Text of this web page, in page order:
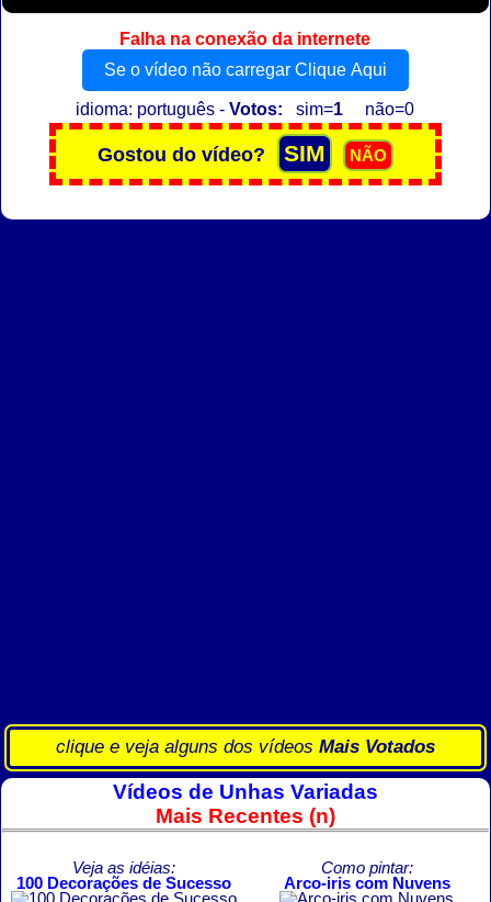
Falha na conexão da internete
Se o vídeo não carregar Clique Aqui
idioma: português -Votos: sim=1 não=0
clique e veja alguns dos vídeos Mais Votados
Vídeos de Unhas Variadas
Mais Recentes (n)
Veja as idéias:
100 Decorações de Sucesso
Como pintar:
Arco-iris com Nuvens